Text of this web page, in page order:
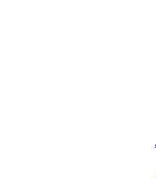
من العالم العربي والعالم